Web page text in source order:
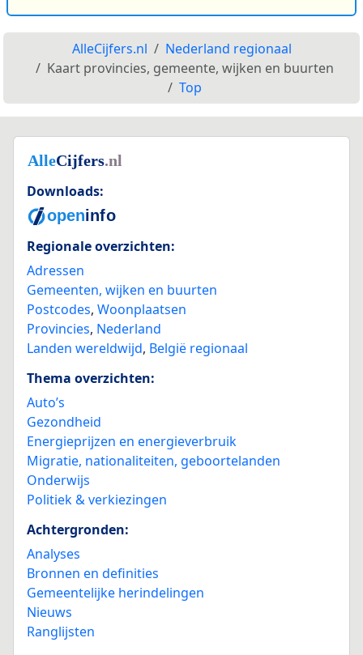
AlleCijfers.nl
Nederland regionaal
Kaart provincies, gemeente, wijken en buurten
Top
Downloads:
Regionale overzichten:
Adressen
Gemeenten, wijken en buurten
Postcodes, Woonplaatsen
Provincies, Nederland
Landen wereldwijd, België regionaal
Thema overzichten:
Auto’s
Gezondheid
Energieprijzen en energieverbruik
Migratie, nationaliteiten, geboortelanden
Onderwijs
Politiek & verkiezingen
Achtergronden:
Analyses
Bronnen en definities
Gemeentelijke herindelingen
Nieuws
Ranglijsten